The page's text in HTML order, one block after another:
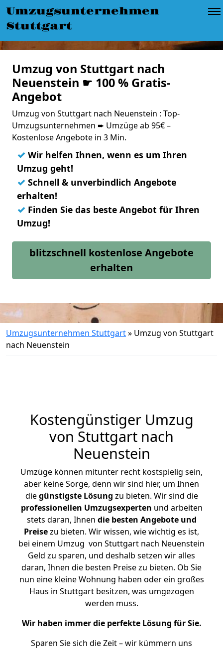
Umzugsunternehmen
Stuttgart
Umzug von Stuttgart nach
Neuenstein ☛ 100 % Gratis-
Angebot
Umzug von Stuttgart nach Neuenstein : Top-
Umzugsunternehmen ➨ Umzüge ab 95€ –
Kostenlose Angebote in 3 Min.
✓ Wir helfen Ihnen, wenn es um Ihren
Umzug geht!
✓ Schnell & unverbindlich Angebote
erhalten!
✓ Finden Sie das beste Angebot für Ihren
Umzug!
blitzschnell kostenlose Angebote
erhalten
Umzugsunternehmen Stuttgart» Umzug von Stuttgart
nach Neuenstein
Kostengünstiger Umzug
von Stuttgart nach
Neuenstein
Umzüge können mitunter recht kostspielig sein,
aber keine Sorge, denn wir sind hier, um Ihnen
diegünstigste Lösung zu bieten. Wir sind die
professionellen Umzugsexperten und arbeiten
stets daran, Ihnen die besten Angebote und
Preisezu bieten. Wir wissen, wie wichtig es ist,
bei einem Umzug von Stuttgart nach Neuenstein
Geld zu sparen, und deshalb setzen wir alles
daran, Ihnen die besten Preise zu bieten. Ob Sie
nun eine kleine Wohnung haben oder ein großes
Haus in Stuttgart besitzen, was umgezogen
werden muss.
Wir haben immer die perfekte Lösung für Sie.
Sparen Sie sich die Zeit – wir kümmern uns